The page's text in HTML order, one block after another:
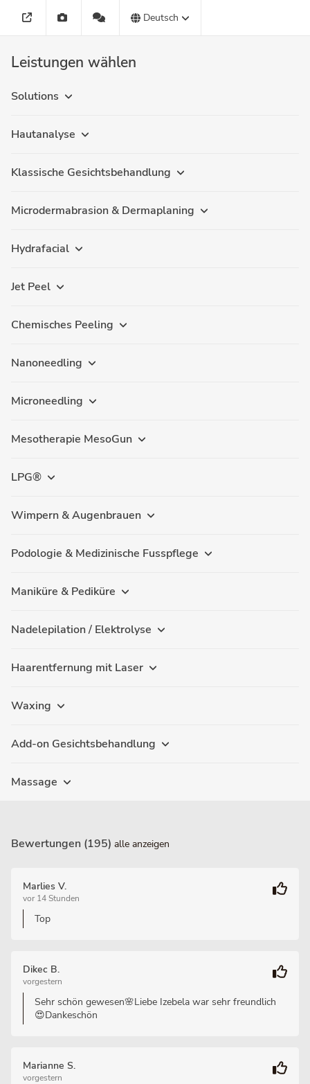
Deutsch
Leistungen wählen
Solutions
Hautanalyse
Klassische Gesichtsbehandlung
Microdermabrasion & Dermaplaning
Hydrafacial
Jet Peel
Chemisches Peeling
Nanoneedling
Microneedling
Mesotherapie MesoGun
LPG®
Wimpern & Augenbrauen
Podologie & Medizinische Fusspflege
Maniküre & Pediküre
Nadelepilation / Elektrolyse
Haarentfernung mit Laser
Waxing
Add-on Gesichtsbehandlung
Massage
Bewertungen (195) alle anzeigen
Marlies V.
vor 14 Stunden
Top
Dikec B.
vorgestern
Sehr schön gewesen🌸Liebe Izebela war sehr freundlich
😍Dankeschön
Marianne S.
vorgestern